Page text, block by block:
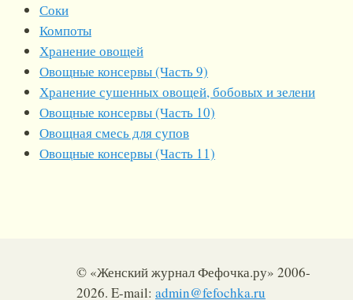
Соки
Компоты
Хранение овощей
Овощные консервы (Часть 9)
Хранение сушенных овощей, бобовых и зелени
Овощные консервы (Часть 10)
Овощная смесь для супов
Овощные консервы (Часть 11)
© «Женский журнал Фефочка.ру» 2006-
2026. E-mail: admin@fefochka.ru